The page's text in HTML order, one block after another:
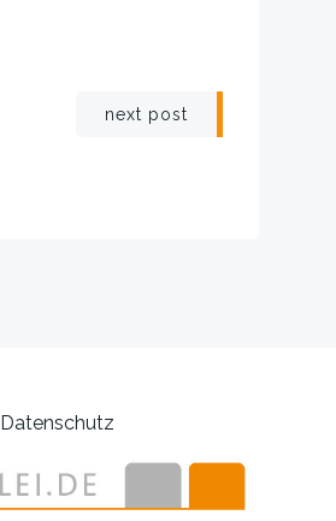
next post
Datenschutz